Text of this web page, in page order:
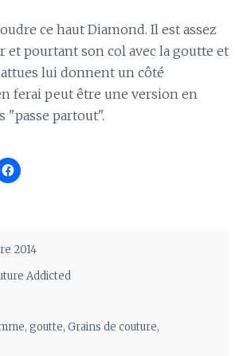
ce haut Diamond. Il est assez
et pourtant son col avec la goutte et
lui donnent un côté
ferai peut être une version en
"passe partout".
2014
Addicted
,goutte,Grains de couture,